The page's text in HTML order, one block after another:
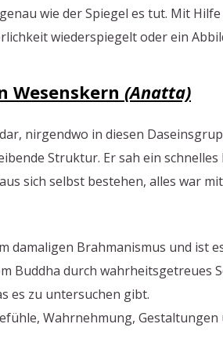
wie der Spiegel es tut. Mit
wiederspiegelt oder ein
Wesenskern (Anatta)
nirgendwo in diesen
Struktur. Er sah ein
sich selbst bestehen, alles war
damaligen Brahmanismus und ist
Buddha durch wahrheitsgetreues
es zu untersuchen gibt.
Wahrnehmung,